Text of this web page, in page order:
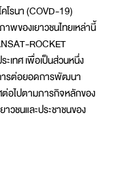
โรนา (COVD-19)
ของเยาวชนไทยเหล่านี้
ROCKET
เทศ เพื่อเป็นส่วนหนึ่ง
ารต่อยอดการพัฒนา
อไปตามภารกิจหลักของ
าวชนและประชาชนของ